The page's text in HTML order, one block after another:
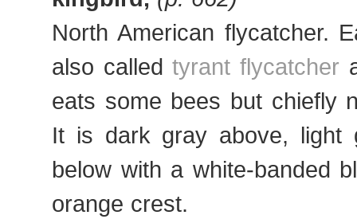
North American flycatcher.
also calledtyrant flycatcher
eats some bees but chiefly
It is dark gray above, light
below with a white-banded
orange crest.